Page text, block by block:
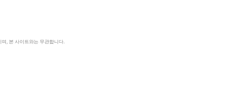
, 본 사이트와는 무관합니다.